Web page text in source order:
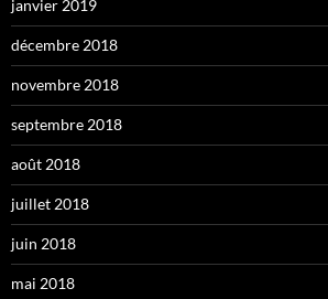
janvier 2019
décembre 2018
novembre 2018
septembre 2018
août 2018
juillet 2018
juin 2018
mai 2018